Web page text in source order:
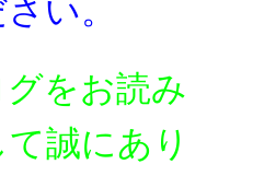
い。
をお読み
誠にあり